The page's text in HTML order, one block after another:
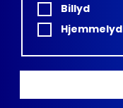
Billyd
Hjemmelyd